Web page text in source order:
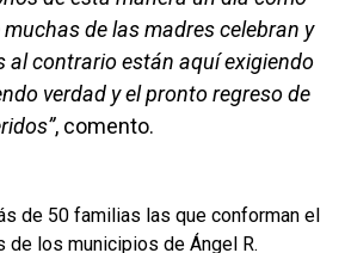
muchas de las madres celebran y
al contrario están aquí exigiendo
verdad y el pronto regreso de
, comento.
de 50 familias las que conforman el
de los municipios de Ángel R.